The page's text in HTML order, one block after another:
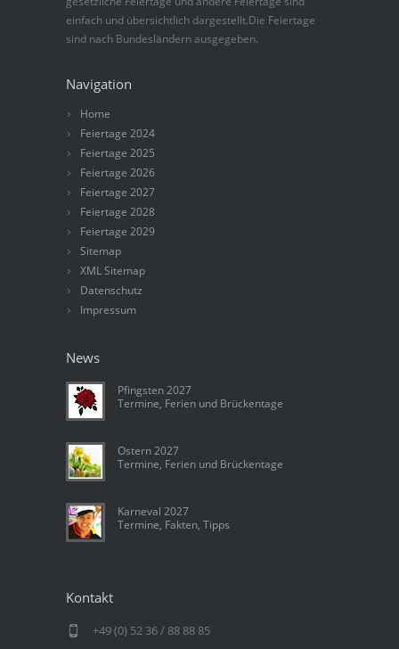
einfach und übersichtlich dargestellt.Die Feiertage
sind nach Bundesländern ausgegeben.
Navigation
Home
Feiertage 2024
Feiertage 2025
Feiertage 2026
Feiertage 2027
Feiertage 2028
Feiertage 2029
Sitemap
XML Sitemap
Datenschutz
Impressum
News
Pfingsten 2027
Termine, Ferien und Brückentage
Ostern 2027
Termine, Ferien und Brückentage
Karneval 2027
Termine, Fakten, Tipps
Kontakt
+49 (0) 52 36 / 88 88 85